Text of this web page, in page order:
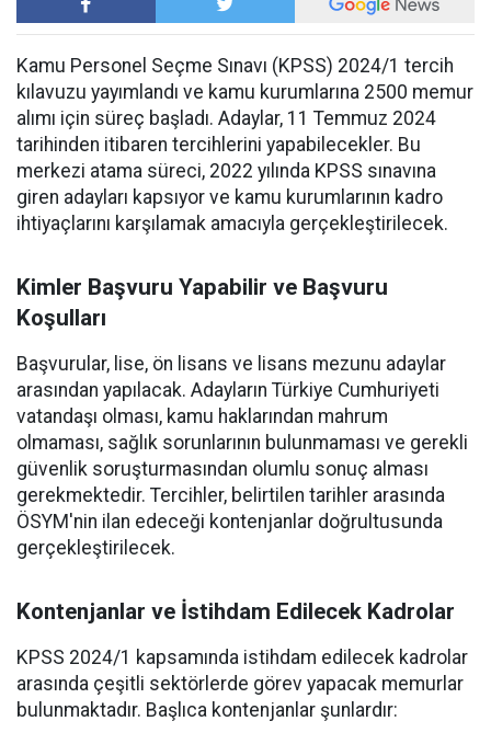
Kamu Personel Seçme Sınavı (KPSS) 2024/1 tercih
kılavuzu yayımlandı ve kamu kurumlarına 2500 memur
alımı için süreç başladı. Adaylar, 11 Temmuz 2024
tarihinden itibaren tercihlerini yapabilecekler. Bu
merkezi atama süreci, 2022 yılında KPSS sınavına
giren adayları kapsıyor ve kamu kurumlarının kadro
ihtiyaçlarını karşılamak amacıyla gerçekleştirilecek.
Kimler Başvuru Yapabilir ve Başvuru
Koşulları
Başvurular, lise, ön lisans ve lisans mezunu adaylar
arasından yapılacak. Adayların Türkiye Cumhuriyeti
vatandaşı olması, kamu haklarından mahrum
olmaması, sağlık sorunlarının bulunmaması ve gerekli
güvenlik soruşturmasından olumlu sonuç alması
gerekmektedir. Tercihler, belirtilen tarihler arasında
ÖSYM'nin ilan edeceği kontenjanlar doğrultusunda
gerçekleştirilecek.
Kontenjanlar ve İstihdam Edilecek Kadrolar
KPSS 2024/1 kapsamında istihdam edilecek kadrolar
arasında çeşitli sektörlerde görev yapacak memurlar
bulunmaktadır. Başlıca kontenjanlar şunlardır: